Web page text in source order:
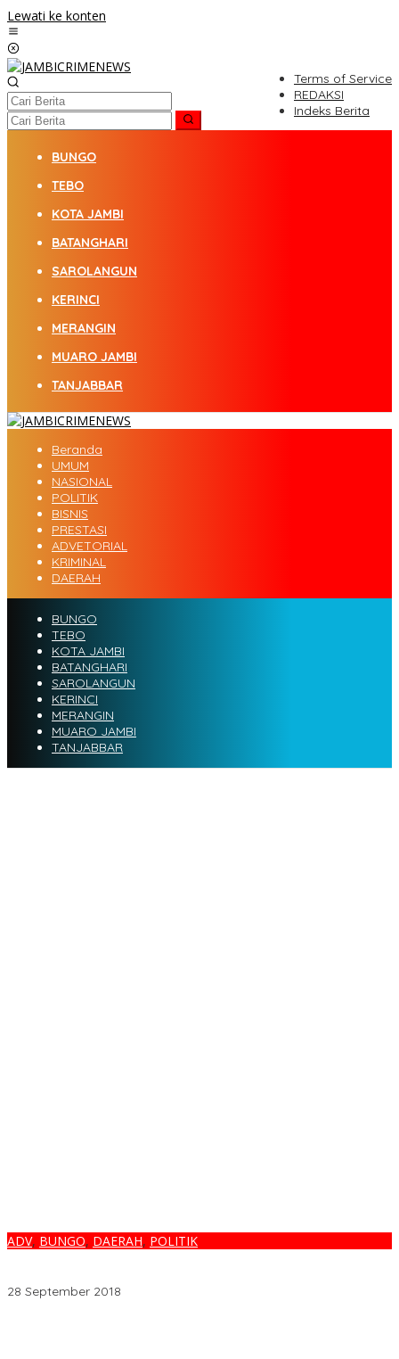
Lewati ke konten
Terms of Service
REDAKSI
Indeks Berita
BUNGO
TEBO
KOTA JAMBI
BATANGHARI
SAROLANGUN
KERINCI
MERANGIN
MUARO JAMBI
TANJABBAR
Beranda
UMUM
NASIONAL
POLITIK
BISNIS
PRESTASI
ADVETORIAL
KRIMINAL
DAERAH
BUNGO
TEBO
KOTA JAMBI
BATANGHARI
SAROLANGUN
KERINCI
MERANGIN
MUARO JAMBI
TANJABBAR
ADV, BUNGO, DAERAH, POLITIK
28 September 2018